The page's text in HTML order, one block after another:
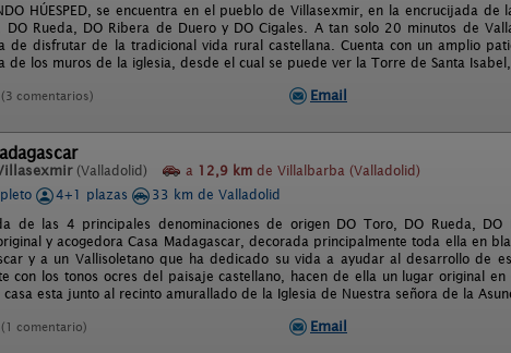
HÚESPED, se encuentra en el pueblo de Villasexmir, en la encrucijada de
DO Rueda, DO Ribera de Duero y DO Cigales. A tan solo 20 minutos de
de disfrutar de la tradicional vida rural castellana. Cuenta con un amplio
de los muros de la iglesia, desde el cual se puede ver la Torre de Santa
(3 comentarios) Email
(Valladolid) a 12,9 km de Villalbarba (Valladolid)
4+1 plazas
33 km de Valladolid
de las 4 principales denominaciones de origen DO Toro, DO Rueda,
y acogedora Casa Madagascar, decorada principalmente toda ella en
y a un Vallisoletano que ha dedicado su vida a ayudar al desarrollo de
con los tonos ocres del paisaje castellano, hacen de ella un lugar original
casa esta junto al recinto amurallado de la Iglesia de Nuestra señora de la
(1 comentario) Email